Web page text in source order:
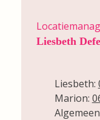
Liesbeth
Liesbeth:
Marion: